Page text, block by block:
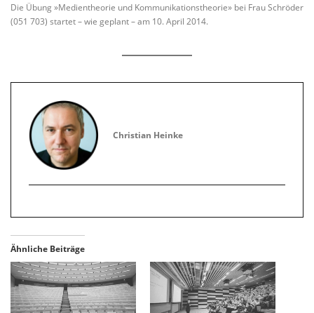
Die Übung »Medientheorie und Kommunikationstheorie» bei Frau Schröder
(051 703) startet – wie geplant – am 10. April 2014.
Christian Heinke
Ähnliche Beiträge